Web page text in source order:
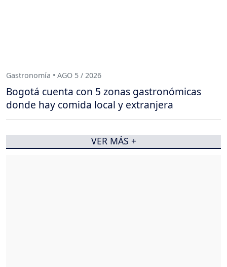
Gastronomía • AGO 5 / 2026
Bogotá cuenta con 5 zonas gastronómicas
donde hay comida local y extranjera
VER MÁS +